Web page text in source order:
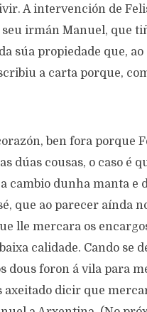
A intervención de
eu irmán Manuel, que
súa propiedade que,
a carta porque,
ben fora porque
dúas cousas, o caso é
cambio dunha manta e
que ao parecer aínda
lle mercara os
calidade. Cando se
dous foron á vila para
dicir que